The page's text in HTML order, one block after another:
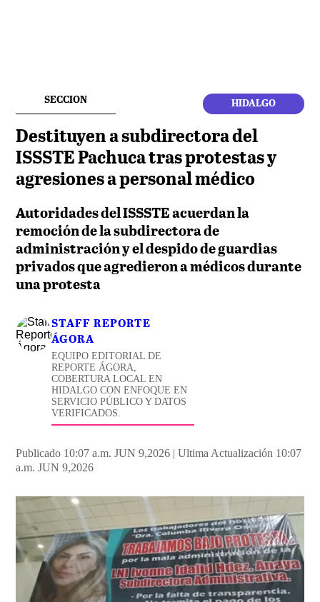
SECCION HIDALGO
Destituyen a subdirectora del
ISSSTE Pachuca tras protestas y
agresiones a personal médico
Autoridades del ISSSTE acuerdan la
remoción de la subdirectora de
administración y el despido de guardias
privados que agredieron a médicos durante
una protesta
STAFF REPORTE
ÁGORA
EQUIPO EDITORIAL DE
REPORTE ÁGORA,
COBERTURA LOCAL EN
HIDALGO CON ENFOQUE EN
SERVICIO PÚBLICO Y DATOS
VERIFICADOS.
Publicado 10:07 a.m. JUN 9,2026 | Ultima Actualización 10:07
a.m. JUN 9,2026